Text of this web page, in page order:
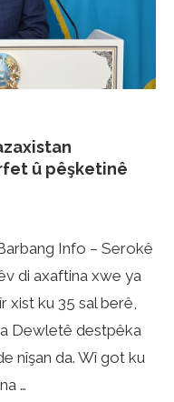
û pêşketinê
Info – Serokê
di axaftina xwe ya
xist ku 35 sal berê,
Dewletê destpêka
nîşan da. Wî got ku
…